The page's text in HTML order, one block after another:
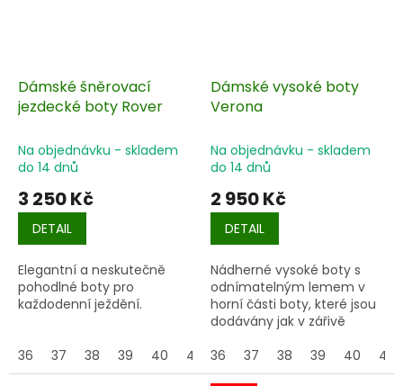
Dámské šněrovací
jezdecké boty Rover
Na objednávku - skladem
do 14 dnů
3 250 Kč
DETAIL
Elegantní a neskutečně
pohodlné boty pro
každodenní ježdění.
36 37 38 39 40 41
Dámské vysoké boty
Verona
Na objednávku - skladem
do 14 dnů
2 950 Kč
DETAIL
Nádherné vysoké boty s
odnímatelným lemem v
horní části boty, které jsou
dodávány jak v zářivě
hladkém.
36 37 38 39 40 41